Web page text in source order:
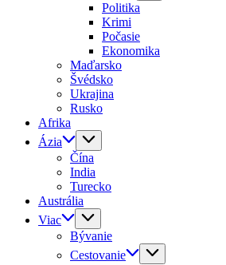
Politika
Krimi
Počasie
Ekonomika
Maďarsko
Švédsko
Ukrajina
Rusko
Afrika
Ázia
Čína
India
Turecko
Austrália
Viac
Bývanie
Cestovanie